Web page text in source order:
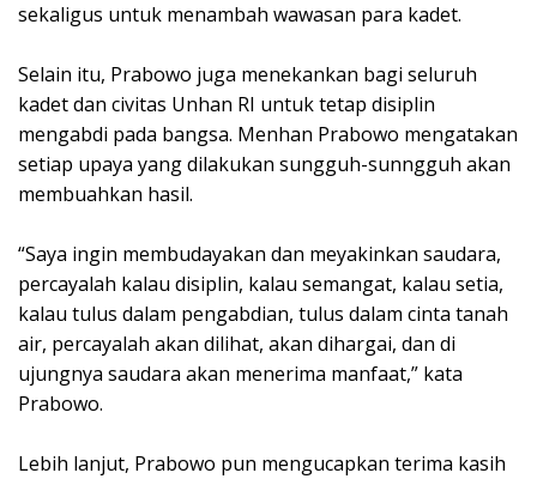
sekaligus untuk menambah wawasan para kadet.
Selain itu, Prabowo juga menekankan bagi seluruh
kadet dan civitas Unhan RI untuk tetap disiplin
mengabdi pada bangsa. Menhan Prabowo mengatakan
setiap upaya yang dilakukan sungguh-sunngguh akan
membuahkan hasil.
“Saya ingin membudayakan dan meyakinkan saudara,
percayalah kalau disiplin, kalau semangat, kalau setia,
kalau tulus dalam pengabdian, tulus dalam cinta tanah
air, percayalah akan dilihat, akan dihargai, dan di
ujungnya saudara akan menerima manfaat,” kata
Prabowo.
Lebih lanjut, Prabowo pun mengucapkan terima kasih